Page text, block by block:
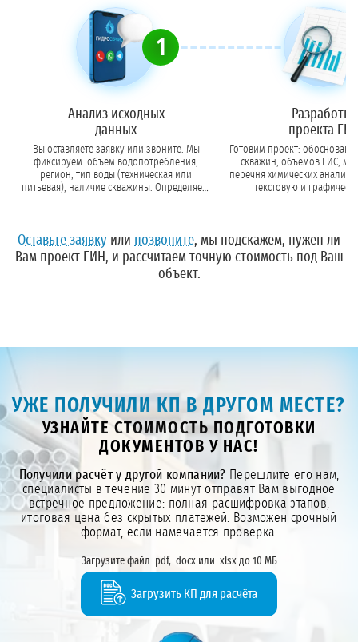
1
Анализ исходных
данных
Вы оставляете заявку или звоните. Мы
фиксируем: объём водопотребления,
регион, тип воды (техническая или
питьевая), наличие скважины. Определяем,
Разработка
проекта
Готовим проект:
скважин, объёмов ГИС,
перечня химических анализов.
текстовую и
Оставьте заявку или позвоните, мы подскажем, нужен ли
Вам проект ГИН, и рассчитаем точную стоимость под Ваш
объект.
УЖЕ ПОЛУЧИЛИ КП В ДРУГОМ МЕСТЕ?
УЗНАЙТЕ СТОИМОСТЬ ПОДГОТОВКИ
ДОКУМЕНТОВ У НАС!
Получили расчёт у другой компании? Перешлите его нам,
специалисты в течение 30 минут отправят Вам выгодное
встречное предложение: полная расшифровка этапов,
итоговая цена без скрытых платежей. Возможен срочный
формат, если намечается проверка.
Загрузите файл .pdf, .docx или .xlsx до 10 МБ
Загрузить КП для расчёта